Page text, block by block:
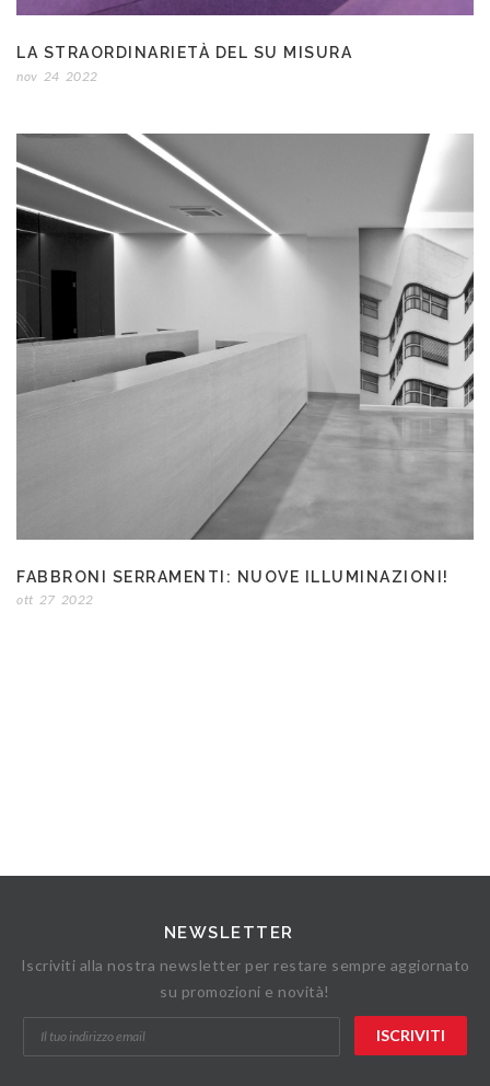
LA STRAORDINARIETÀ DEL SU MISURA
nov 24 2022
FABBRONI SERRAMENTI: NUOVE ILLUMINAZIONI!
ott 27 2022
NEWSLETTER
Iscriviti alla nostra newsletter per restare sempre aggiornato
su promozioni e novità!